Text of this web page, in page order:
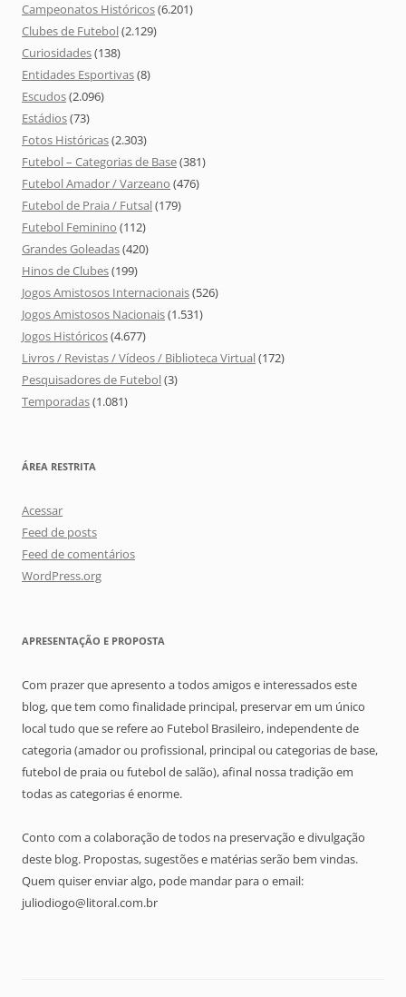
Campeonatos Históricos(6.201)
Clubes de Futebol(2.129)
Curiosidades(138)
Entidades Esportivas(8)
Escudos(2.096)
Estádios(73)
Fotos Históricas(2.303)
Futebol – Categorias de Base(381)
Futebol Amador / Varzeano (476)
Futebol de Praia / Futsal(179)
Futebol Feminino (112)
Grandes Goleadas(420)
Hinos de Clubes(199)
Jogos Amistosos Internacionais(526)
Jogos Amistosos Nacionais(1.531)
Jogos Históricos(4.677)
Livros / Revistas / Vídeos / Biblioteca Virtual(172)
Pesquisadores de Futebol(3)
Temporadas(1.081)
ÁREA RESTRITA
Acessar
Feed de posts
Feed de comentários
WordPress.org
APRESENTAÇÃO E PROPOSTA
Com prazer que apresento a todos amigos e interessados este
blog, que tem como finalidade principal, preservar em um único
local tudo que se refere ao Futebol Brasileiro, independente de
categoria (amador ou profissional, principal ou categorias de base,
futebol de praia ou futebol de salão), afinal nossa tradição em
todas as categorias é enorme.
Conto com a colaboração de todos na preservação e divulgação
deste blog. Propostas, sugestões e matérias serão bem vindas.
Quem quiser enviar algo, pode mandar para o email:
juliodiogo@litoral.com.br